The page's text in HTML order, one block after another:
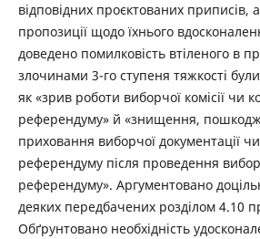
відповідних проєктованих приписів,
пропозиції щодо їхнього
доведено помилковість втіленого в
злочинами 3-го ступеня тяжкості
як «зрив роботи виборчої комісії чи
референдуму» й «знищення,
приховання виборчої документації
референдуму після проведення
референдуму». Аргументовано
деяких передбачених розділом 4.10
Обґрунтовано необхідність